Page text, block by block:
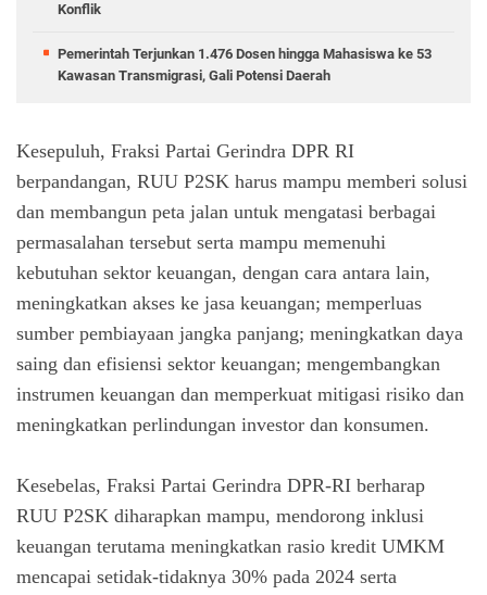
Konflik
Pemerintah Terjunkan 1.476 Dosen hingga Mahasiswa ke 53
Kawasan Transmigrasi, Gali Potensi Daerah
Kesepuluh, Fraksi Partai Gerindra DPR RI
berpandangan, RUU P2SK harus mampu memberi solusi
dan membangun peta jalan untuk mengatasi berbagai
permasalahan tersebut serta mampu memenuhi
kebutuhan sektor keuangan, dengan cara antara lain,
meningkatkan akses ke jasa keuangan; memperluas
sumber pembiayaan jangka panjang; meningkatkan daya
saing dan efisiensi sektor keuangan; mengembangkan
instrumen keuangan dan memperkuat mitigasi risiko dan
meningkatkan perlindungan investor dan konsumen.
Kesebelas, Fraksi Partai Gerindra DPR-RI berharap
RUU P2SK diharapkan mampu, mendorong inklusi
keuangan terutama meningkatkan rasio kredit UMKM
mencapai setidak-tidaknya 30% pada 2024 serta